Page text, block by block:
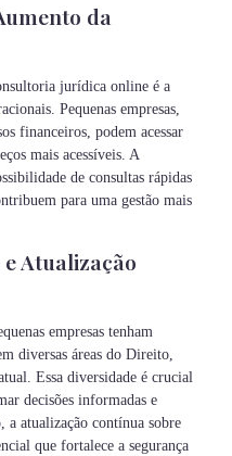
da
jurídica online é a
Pequenas empresas,
financeiros, podem acessar
mais acessíveis. A
de consultas rápidas
para uma gestão mais
e Atualização
empresas tenham
diversas áreas do Direito,
Essa diversidade é crucial
decisões informadas e
a atualização contínua sobre
que fortalece a segurança